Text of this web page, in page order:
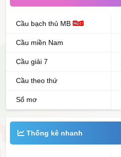
Cầu bạch thủ MB
Cầu miền Nam
Cầu giải 7
Cầu theo thứ
Sổ mơ
Thống kê nhanh